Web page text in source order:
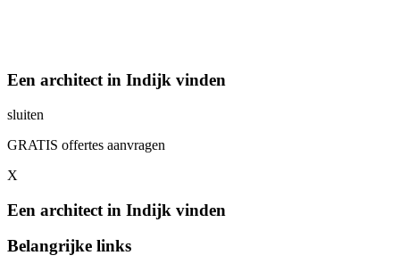
Een architect in Indijk vinden
sluiten
GRATIS offertes aanvragen
X
Een architect in Indijk vinden
Belangrijke links